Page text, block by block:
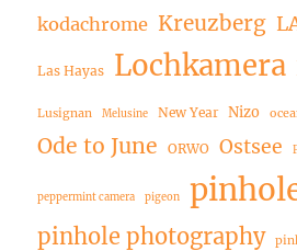
kodachrome Kreuzberg
Las Hayas Lochkamera
Lusignan Melusine New Year Nizo
Ode to June
ORWO Ostsee
peppermint camera pigeon
pinhole photography